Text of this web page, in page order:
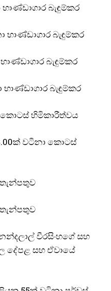
බැඳුම්කර
බැඳුම්කර
බැඳුම්කර
බැඳුම්කර
කොටස් හිමිකාරීත්වය
වටිනා කොටස්
තැන්පතුව
තැන්පතුව
වීරසිංහගේ සහ
සහ ඒවායේ